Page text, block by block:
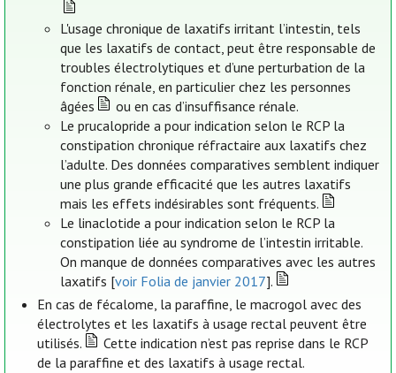
L'usage chronique de laxatifs irritant l’intestin, tels
que les laxatifs de contact, peut être responsable de
troubles électrolytiques et d’une perturbation de la
fonction rénale, en particulier chez les personnes
âgées
ou en cas d’insuffisance rénale.
Le prucalopride a pour indication selon le RCP la
constipation chronique réfractaire aux laxatifs chez
l’adulte. Des données comparatives semblent indiquer
une plus grande efficacité que les autres laxatifs
mais les effets indésirables sont fréquents.
Le linaclotide a pour indication selon le RCP la
constipation liée au syndrome de l’intestin irritable.
On manque de données comparatives avec les autres
laxatifs [voir Folia de janvier 2017].
En cas de fécalome, la paraffine, le macrogol avec des
électrolytes et les laxatifs à usage rectal peuvent être
utilisés.
Cette indication n’est pas reprise dans le RCP
de la paraffine et des laxatifs à usage rectal.